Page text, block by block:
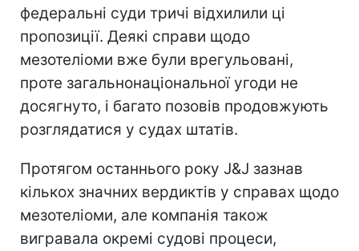
федеральні суди тричі відхилили ці
пропозиції. Деякі справи щодо
мезотеліоми вже були врегульовані,
проте загальнонаціональної угоди не
досягнуто, і багато позовів продовжують
розглядатися у судах штатів.
Протягом останнього року J&J зазнав
кількох значних вердиктів у справах щодо
мезотеліоми, але компанія також
вигравала окремі судові процеси,